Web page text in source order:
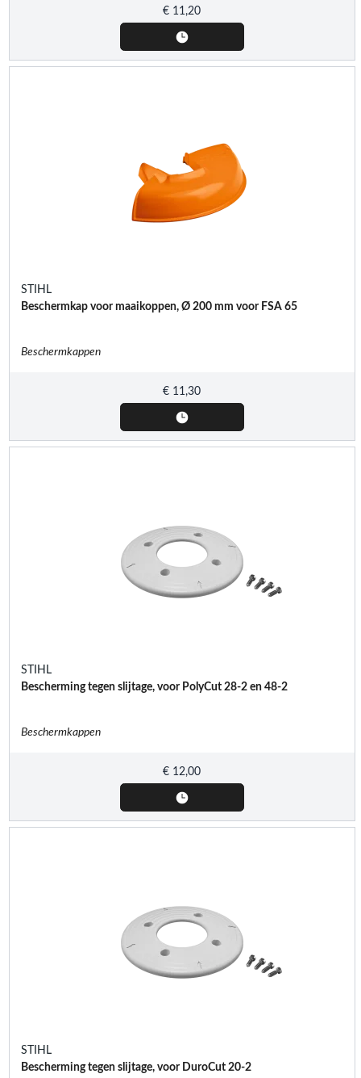
€ 11,20
STIHL
Beschermkap voor maaikoppen, Ø 200 mm voor FSA 65
Beschermkappen
€ 11,30
STIHL
Bescherming tegen slijtage, voor PolyCut 28-2 en 48-2
Beschermkappen
€ 12,00
STIHL
Bescherming tegen slijtage, voor DuroCut 20-2